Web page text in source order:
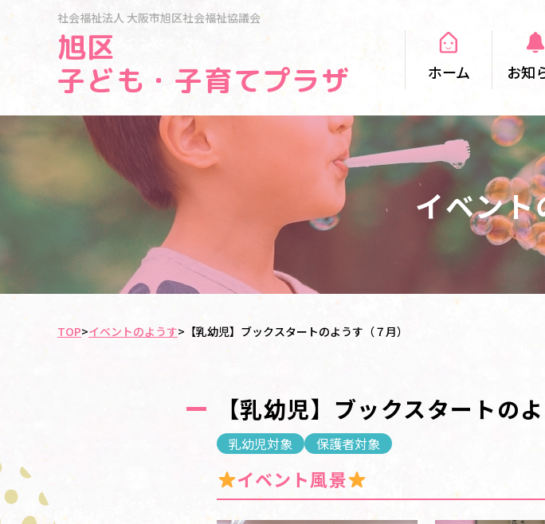
社会福祉法人 大阪市旭区社会福祉協議会
旭区
子ども・子育てプラザ
ホーム お知
イベン
TOP>イベントのようす> 【乳幼児】ブックスタートのようす（７月）
【乳幼児】ブックスタートの
乳幼児対象 保護者対象
イベント風景